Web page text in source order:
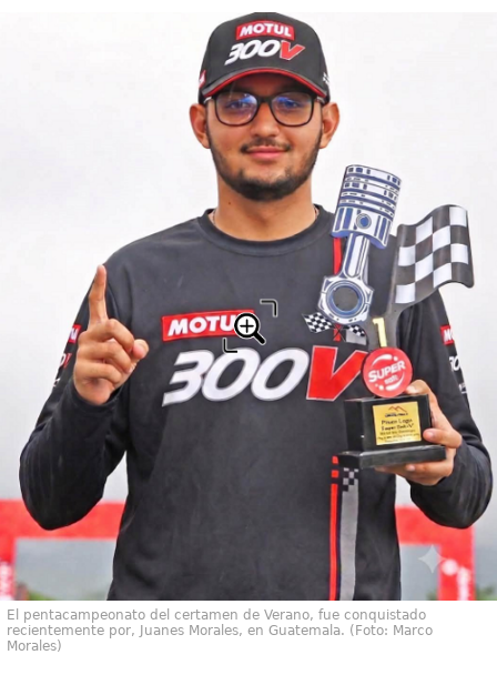
El pentacampeonato del certamen de Verano, fue conquistado
recientemente por, Juanes Morales, en Guatemala. (Foto: Marco
Morales)